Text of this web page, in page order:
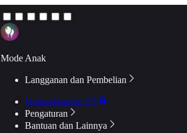
Mode Anak
Langganan dan Pembelian
Hubungkan ke TV
Pengaturan
Bantuan dan Lainnya